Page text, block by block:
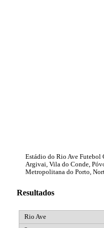
Estádio do Rio Ave Futebol
Argivai, Vila do Conde,
Metropolitana do Porto,
Resultados